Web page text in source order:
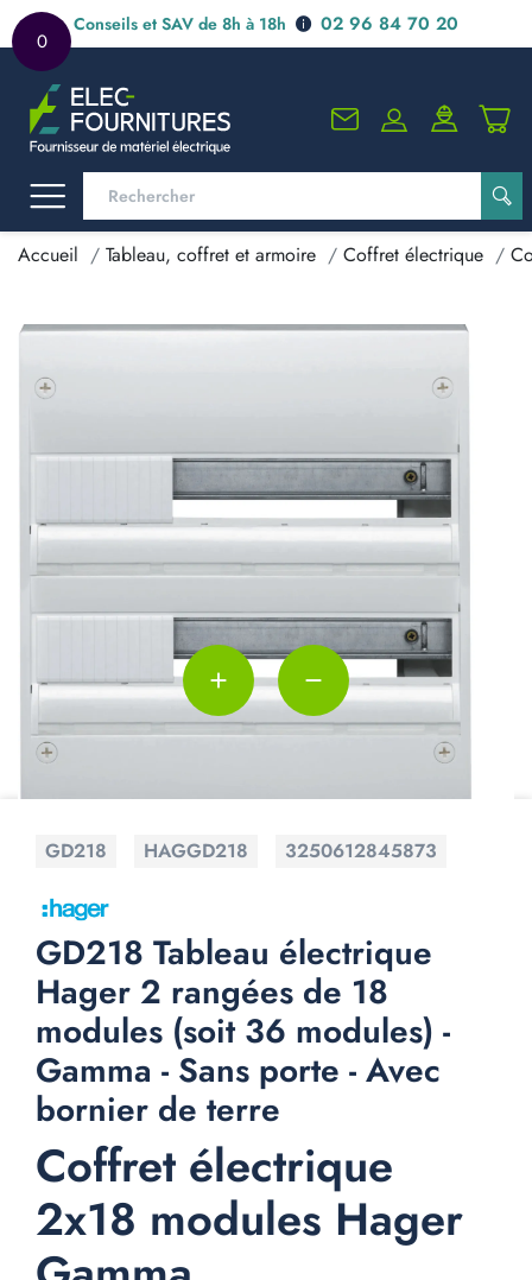
0
Conseils et SAV de 8h à 18h 02 96 84 70 20
Accueil Tableau, coffret et armoire Coffret électrique
GD218 HAGGD218 3250612845873
GD218 Tableau électrique
Hager 2 rangées de 18
modules (soit 36 modules) -
Gamma - Sans porte - Avec
bornier de terre
Coffret électrique
2x18 modules Hager
add remove